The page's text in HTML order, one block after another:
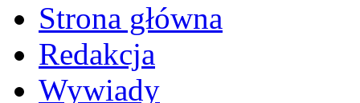
Strona główna
Redakcja
Wywiady